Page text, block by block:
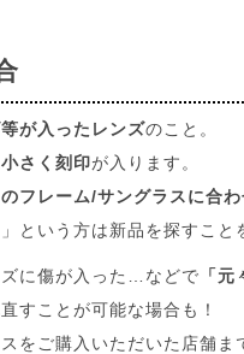
が入ったレンズのこと。
さく刻印が入ります。
フレーム/サングラスに合
という方は新品を探すこと
に傷が入った…などで 「
すことが可能な場合も！
をご購入いただいた店舗ま